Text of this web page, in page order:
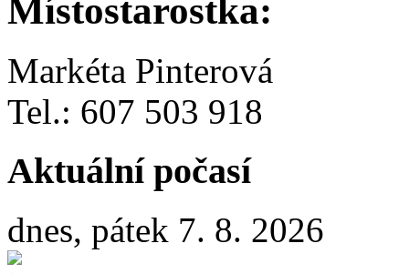
Místostarostka:
Markéta Pinterová
Tel.: 607 503 918
Aktuální počasí
dnes, pátek 7. 8. 2026